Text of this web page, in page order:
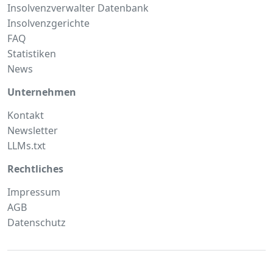
Insolvenzverwalter Datenbank
Insolvenzgerichte
FAQ
Statistiken
News
Unternehmen
Kontakt
Newsletter
LLMs.txt
Rechtliches
Impressum
AGB
Datenschutz